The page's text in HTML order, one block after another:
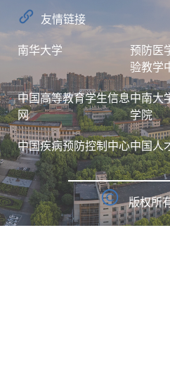
友情链接
南华大学
预防医
验教学
中国高等教育学生信息
网
中南大
学院
中国疾病预防控制中心中国人
版权所